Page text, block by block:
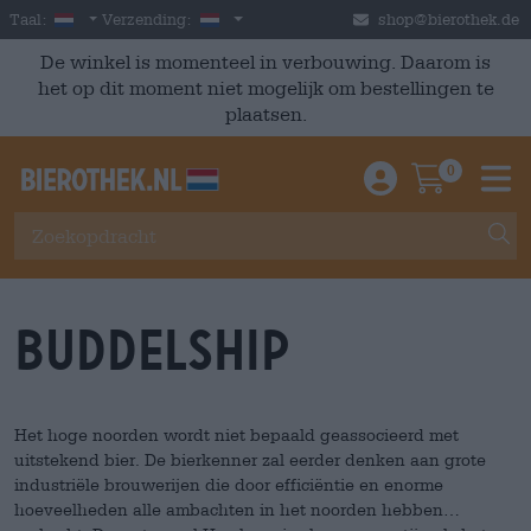
Skip to main content
Taal: Dutch
Verzending: Nederland shop@bierothek.de
De winkel is momenteel in verbouwing. Daarom is
het op dit moment niet mogelijk om bestellingen te
plaatsen.
Einloggen /
0
Buddelship
Het hoge noorden wordt niet bepaald geassocieerd met
uitstekend bier. De bierkenner zal eerder denken aan grote
industriële brouwerijen die door efficiëntie en enorme
hoeveelheden alle ambachten in het noorden hebben